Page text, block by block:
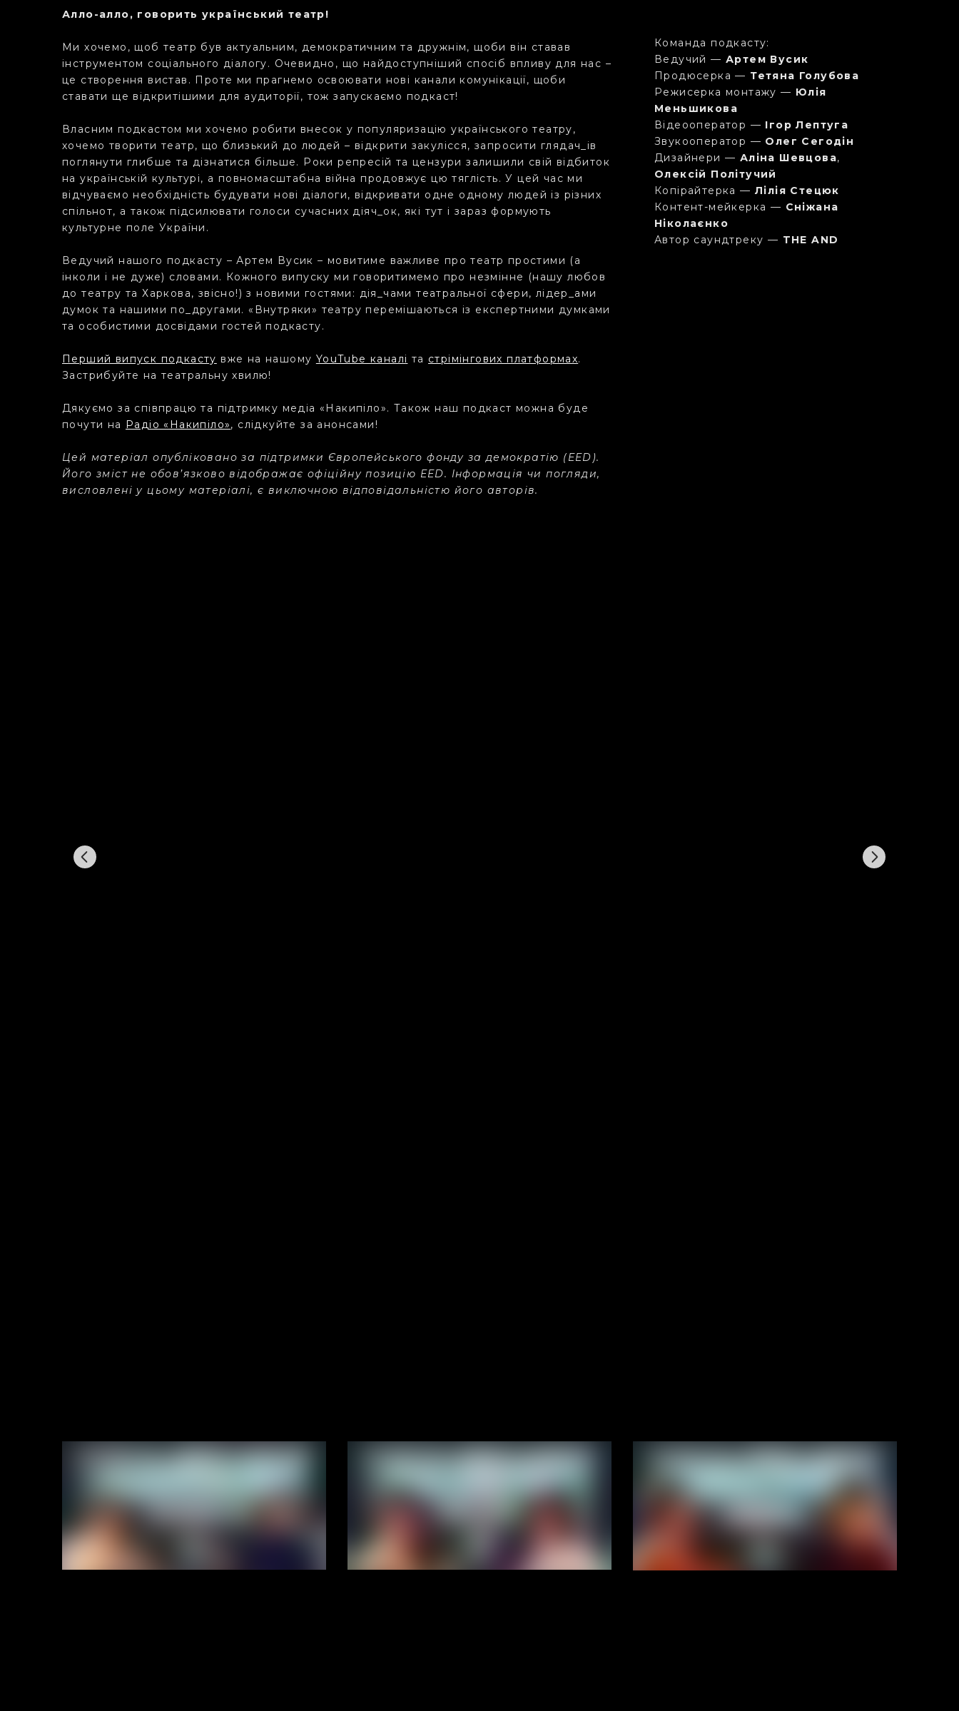
Алло-алло, говорить український театр!
Ми хочемо, щоб театр був актуальним, демократичним та дружнім, щоби він ставав
інструментом соціального діалогу. Очевидно, що найдоступніший спосіб впливу для нас –
це створення вистав. Проте ми прагнемо освоювати нові канали комунікації, щоби
ставати ще відкритішими для аудиторії, тож запускаємо подкаст!
Власним подкастом ми хочемо робити внесок у популяризацію українського театру,
хочемо творити театр, що близький до людей – відкрити закулісся, запросити глядач_ів
поглянути глибше та дізнатися більше. Роки репресій та цензури залишили свій відбиток
на українській культурі, а повномасштабна війна продовжує цю тяглість. У цей час ми
відчуваємо необхідність будувати нові діалоги, відкривати одне одному людей із різних
спільнот, а також підсилювати голоси сучасних діяч_ок, які тут і зараз формують
культурне поле України.
Ведучий нашого подкасту – Артем Вусик – мовитиме важливе про театр простими (а
інколи і не дуже) словами. Кожного випуску ми говоритимемо про незмінне (нашу любов
до театру та Харкова, звісно!) з новими гостями: дія_чами театральної сфери, лідер_ами
думок та нашими по_другами. «Внутряки» театру перемішаються із експертними думками
та особистими досвідами гостей подкасту.
Перший випуск подкасту вже на нашому YouTube каналі та стрімінгових платформах.
Застрибуйте на театральну хвилю!
Дякуємо за співпрацю та підтримку медіа «Накипіло». Також наш подкаст можна буде
почути на Радіо «Накипіло», слідкуйте за анонсами!
Цей матеріал опубліковано за підтримки Європейського фонду за демократію (EED).
Його зміст не обов’язково відображає офіційну позицію EED. Інформація чи погляди,
висловлені у цьому матеріалі, є виключною відповідальністю його авторів.
Команда подкасту:
Ведучий — Артем Вусик
Продюсерка — Тетяна Голубова
Режисерка монтажу — Юлія
Меньшикова
Відеооператор — Ігор Лептуга
Звукооператор — Олег Сегодін
Дизайнери — Аліна Шевцова,
Олексій Політучий
Копірайтерка — Лілія Стецюк
Контент-мейкерка — Сніжана
Ніколаєнко
Автор саундтреку — THE AND